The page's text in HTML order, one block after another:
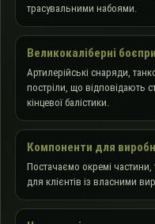
трасувальними набоями.
Великокаліберні
Артилерійські снаряди,
постріли, що відповідають
кінцевої балістики.
Компоненти для
Постачаємо окремі частини,
для клієнтів із власними